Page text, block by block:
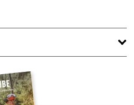
Modellbezeichnung
für Schwarzwälder
Rindenkratzer